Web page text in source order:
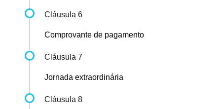
Cláusula 6
Comprovante de pagamento
Cláusula 7
Jornada extraordinária
Cláusula 8